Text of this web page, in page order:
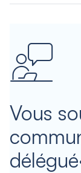
Vous